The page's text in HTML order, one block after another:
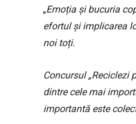
„Emoția și bucuria
efortul și implicarea
noi toți.
Concursul „Reciclezi
dintre cele mai
importantă este